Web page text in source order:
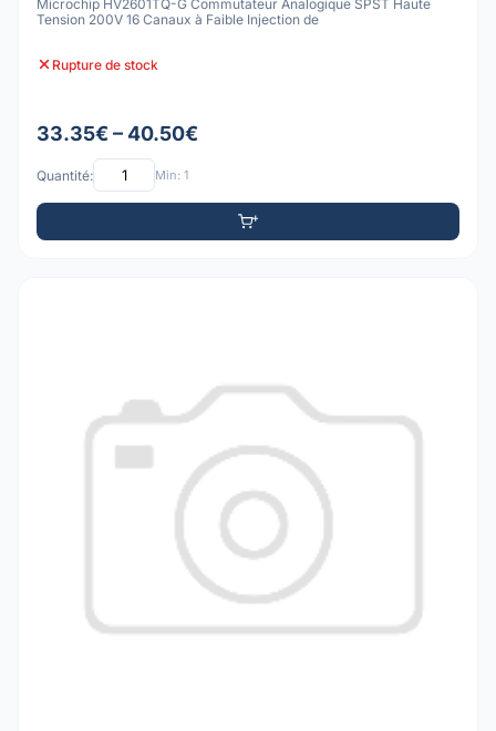
Microchip HV2601TQ-G Commutateur Analogique SPST Haute
Tension 200V 16 Canaux à Faible Injection de
Rupture de stock
33.35€ – 40.50€
Quantité: Min: 1